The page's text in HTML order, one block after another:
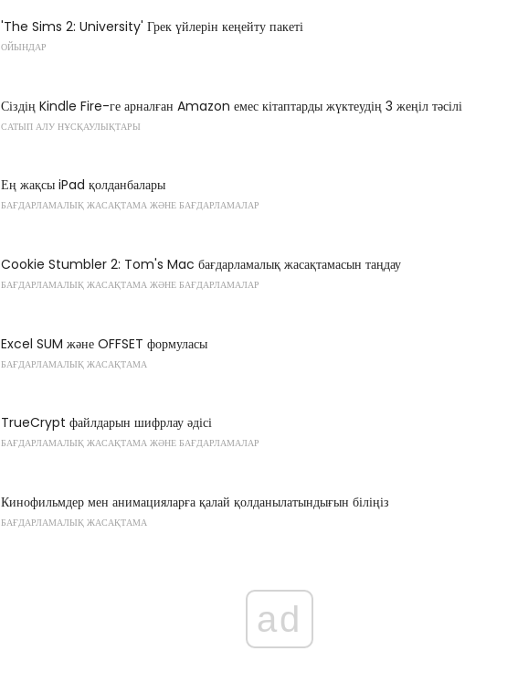
'The Sims 2: University' Грек үйлерін кеңейту пакеті
ОЙЫНДАР
Сіздің Kindle Fire-ге арналған Amazon емес кітаптарды жүктеудің 3 жеңіл тәсілі
САТЫП АЛУ НҰСҚАУЛЫҚТАРЫ
Ең жақсы iPad қолданбалары
БАҒДАРЛАМАЛЫҚ ЖАСАҚТАМА ЖӘНЕ БАҒДАРЛАМАЛАР
Cookie Stumbler 2: Tom's Mac бағдарламалық жасақтамасын таңдау
БАҒДАРЛАМАЛЫҚ ЖАСАҚТАМА ЖӘНЕ БАҒДАРЛАМАЛАР
Excel SUM және OFFSET формуласы
БАҒДАРЛАМАЛЫҚ ЖАСАҚТАМА
TrueCrypt файлдарын шифрлау әдісі
БАҒДАРЛАМАЛЫҚ ЖАСАҚТАМА ЖӘНЕ БАҒДАРЛАМАЛАР
Кинофильмдер мен анимацияларға қалай қолданылатындығын біліңіз
БАҒДАРЛАМАЛЫҚ ЖАСАҚТАМА
ad